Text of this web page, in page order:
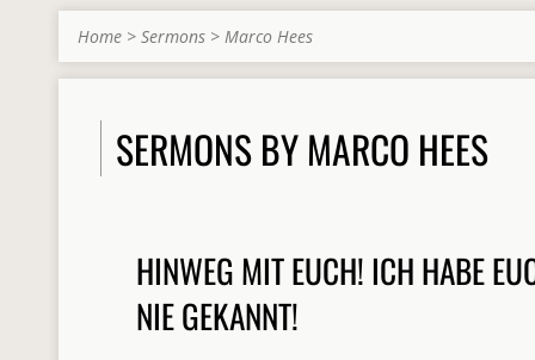
Home > Sermons > Marco Hees
SERMONS BY MARCO HEES
HINWEG MIT EUCH! ICH HABE
NIE GEKANNT!